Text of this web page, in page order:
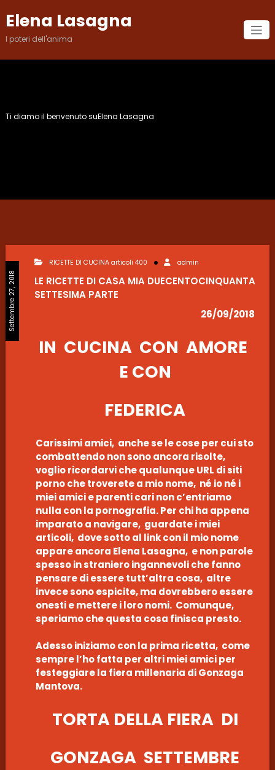
contenuto
Elena Lasagna
I poteri dell'anima
Ti diamo il benvenuto suElena Lasagna
Settembre 27, 2018
RICETTE DI CUCINA articoli 400 admin
LE RICETTE DI CASA MIA DUECENTOCINQUANTA
SETTESIMA PARTE
26/09/2018
IN CUCINA CON AMORE
E CON
FEDERICA
Carissimi amici, anche se le cose per cui sto
combattendo non sono ancora risolte,
voglio ricordarvi che qualunque URL di siti
porno che troverete a mio nome, né io né i
miei amici e parenti cari non c’entriamo
nulla con la pornografia. Per chi ha appena
imparato a navigare, guardate i miei
articoli, dove sotto al link con il mio nome
appare ancora Elena Lasagna, e non parole
spesso in straniero ingannevoli che fanno
pensare di essere tutt’altra cosa, altre
invece sono espicite, ma dovrebbero essere
onesti e mettere i loro nomi. Comunque,
speriamo che questa cosa finisca presto.
Adesso iniziamo con la prima ricetta, come
sempre l’ho fatta per altri miei amici per
festeggiare la fiera millenaria di Gonzaga
Mantova.
TORTA DELLA FIERA DI
GONZAGA SETTEMBRE